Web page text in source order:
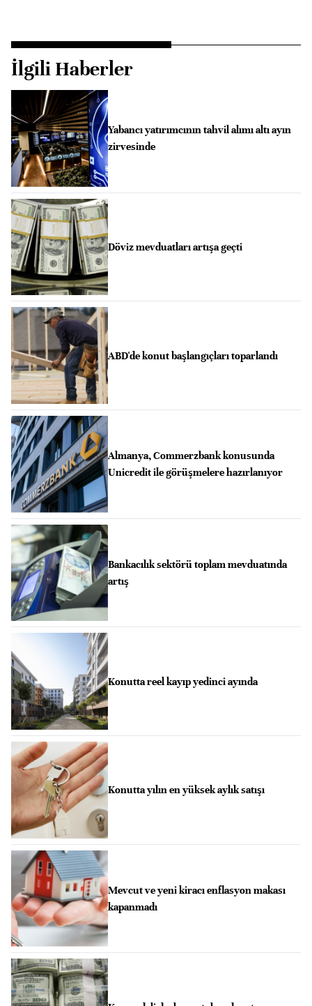
İlgili Haberler
Yabancı yatırımcının tahvil alımı altı ayın
zirvesinde
Döviz mevduatları artışa geçti
ABD'de konut başlangıçları toparlandı
Almanya, Commerzbank konusunda
Unicredit ile görüşmelere hazırlanıyor
Bankacılık sektörü toplam mevduatında
artış
Konutta reel kayıp yedinci ayında
Konutta yılın en yüksek aylık satışı
Mevcut ve yeni kiracı enflasyon makası
kapanmadı